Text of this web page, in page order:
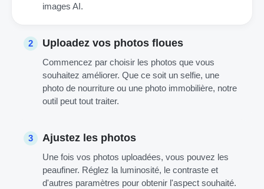
images AI.
2 Uploadez vos photos floues
Commencez par choisir les photos que vous
souhaitez améliorer. Que ce soit un selfie, une
photo de nourriture ou une photo immobilière, notre
outil peut tout traiter.
3 Ajustez les photos
Une fois vos photos uploadées, vous pouvez les
peaufiner. Réglez la luminosité, le contraste et
d'autres paramètres pour obtenir l'aspect souhaité.